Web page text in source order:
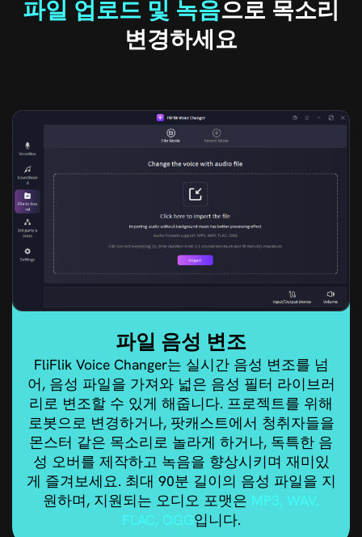
파일 업로드 및 녹음으로 목소리
변경하세요
파일 음성 변조
FliFlik Voice Changer는 실시간 음성 변조를 넘
어, 음성 파일을 가져와 넓은 음성 필터 라이브러
리로 변조할 수 있게 해줍니다. 프로젝트를 위해
로봇으로 변경하거나, 팟캐스트에서 청취자들을
몬스터 같은 목소리로 놀라게 하거나, 독특한 음
성 오버를 제작하고 녹음을 향상시키며 재미있
게 즐겨보세요. 최대 90분 길이의 음성 파일을 지
원하며, 지원되는 오디오 포맷은 MP3, WAV,
FLAC, OGG입니다.